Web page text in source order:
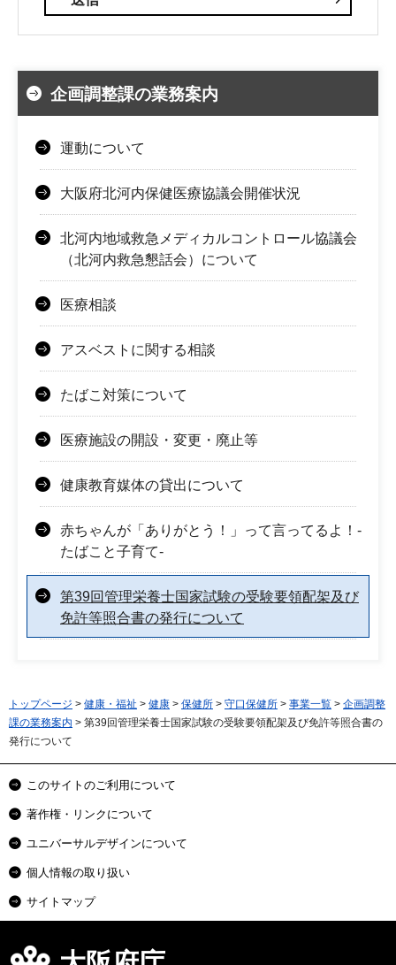
企画調整課の業務案内
運動について
大阪府北河内保健医療協議会開催状況
北河内地域救急メディカルコントロール協議会
（北河内救急懇話会）について
医療相談
アスベストに関する相談
たばこ対策について
医療施設の開設・変更・廃止等
健康教育媒体の貸出について
赤ちゃんが「ありがとう！」って言ってるよ！-
たばこと子育て-
第39回管理栄養士国家試験の受験要領配架及び
免許等照合書の発行について
トップページ > 健康・福祉 > 健康 > 保健所 > 守口保健所 > 事業一覧 > 企画調整
課の業務案内 > 第39回管理栄養士国家試験の受験要領配架及び免許等照合書の
発行について
このサイトのご利用について
著作権・リンクについて
ユニバーサルデザインについて
個人情報の取り扱い
サイトマップ